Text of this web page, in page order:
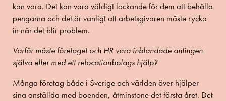
kan vara. Det kan vara väldigt lockande för dem att behålla
pengarna och det är vanligt att arbetsgivaren måste rycka
in när det blir problem.
Varför måste företaget och HR vara inblandade antingen
själva eller med ett relocationbolags hjälp?
Många företag både i Sverige och världen över hjälper
sina anställda med boenden, åtminstone det första året. Det